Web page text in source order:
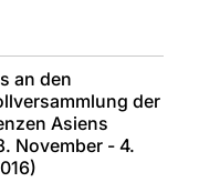
an den
der
Asiens
November - 4.